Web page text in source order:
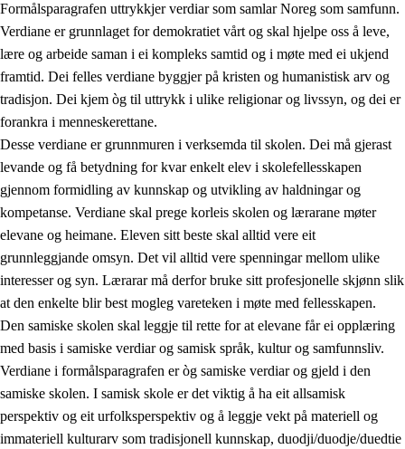
1. Verdigrunnlaget i opplæringa
1.1 Menneskeverdet
1.2 Identitet og kulturelt mangfald
1.3 Kritisk tenking og etisk bevisstheit
1.4 Skaparglede, engasjement og utforskartrong
1.5 Respekt for naturen og miljøbevisstheit
1.6 Demokrati og medverknad
Formålsparagrafen uttrykkjer verdiar som samlar Noreg som samfunn.
Verdiane er grunnlaget for demokratiet vårt og skal hjelpe oss å leve,
lære og arbeide saman i ei kompleks samtid og i møte med ei ukjend
framtid. Dei felles verdiane byggjer på kristen og humanistisk arv og
tradisjon. Dei kjem òg til uttrykk i ulike religionar og livssyn, og dei er
forankra i menneskerettane.
Desse verdiane er grunnmuren i verksemda til skolen. Dei må gjerast
levande og få betydning for kvar enkelt elev i skolefellesskapen
gjennom formidling av kunnskap og utvikling av haldningar og
kompetanse. Verdiane skal prege korleis skolen og lærarane møter
elevane og heimane. Eleven sitt beste skal alltid vere eit
grunnleggjande omsyn. Det vil alltid vere spenningar mellom ulike
interesser og syn. Lærarar må derfor bruke sitt profesjonelle skjønn slik
at den enkelte blir best mogleg vareteken i møte med fellesskapen.
Den samiske skolen skal leggje til rette for at elevane får ei opplæring
med basis i samiske verdiar og samisk språk, kultur og samfunnsliv.
Verdiane i formålsparagrafen er òg samiske verdiar og gjeld i den
samiske skolen. I samisk skole er det viktig å ha eit allsamisk
perspektiv og eit urfolksperspektiv og å leggje vekt på materiell og
immateriell kulturarv som tradisjonell kunnskap, duodji/duodje/duedtie